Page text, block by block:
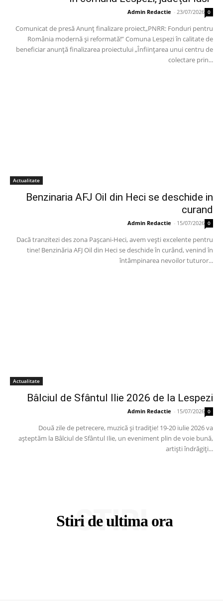
Admin Redactie - 23/07/2026 0
Comunicat de presă Anunț finalizare proiect„PNRR: Fonduri pentru
România modernă și reformată!” Comuna Lespezi în calitate de
beneficiar anunță finalizarea proiectului „Înființarea unui centru de
colectare prin...
Actualitate
Benzinaria AFJ Oil din Heci se deschide in
curand
Admin Redactie - 15/07/2026 0
Dacă tranzitezi des zona Pașcani-Heci, avem vești excelente pentru
tine! Benzinăria AFJ Oil din Heci se deschide în curând, venind în
întâmpinarea nevoilor tuturor...
Actualitate
Bâlciul de Sfântul Ilie 2026 de la Lespezi
Admin Redactie - 15/07/2026 0
Două zile de petrecere, muzică și tradiție! 19-20 iulie 2026 va
așteptăm la Bâlciul de Sfântul Ilie, un eveniment plin de voie bună,
artiști îndrăgiți...
Stiri de ultima ora
STIRI